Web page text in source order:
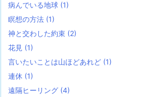
病んでいる地球 (1)
瞑想の方法 (1)
神と交わした約束 (2)
花見 (1)
言いたいことは山ほどあれど (1)
連休 (1)
遠隔ヒーリング (4)